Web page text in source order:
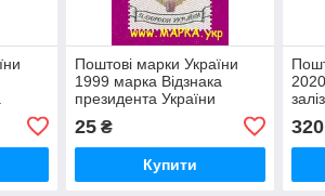
від
Поштові марки України
1999 марка Відзнака
президента України
25₴
Купити
320